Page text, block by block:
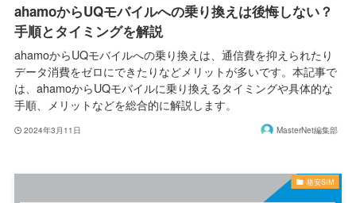
ahamoからUQモバイルへの乗り換えは後悔しない？
手順とタイミングを解説
ahamoからUQモバイルへの乗り換えは、通信費を抑えられたり
データ消費をゼロにできたりなどメリットが多いです。本記事で
は、ahamoからUQモバイルに乗り換えるタイミングや具体的な
手順、メリットなどを総合的に解説します。
2024年3月11日 MasterNet編集部
格安SIM